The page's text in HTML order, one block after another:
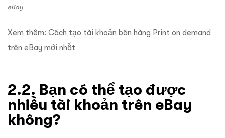
eBay
Xem thêm: Cách tạo tài khoản bán hàng Print on demand
trên eBay mới nhất
2.2. Bạn có thể tạo được
nhiều tài khoản trên eBay
không?